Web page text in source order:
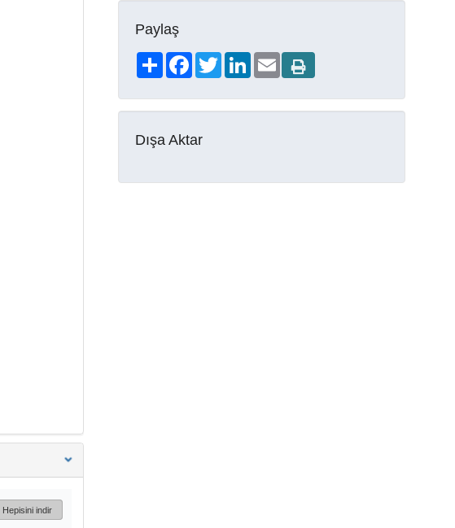
Hepisini indir
Paylaş
ShareFacebookTwitterLinkedIn
Email
Dışa Aktar